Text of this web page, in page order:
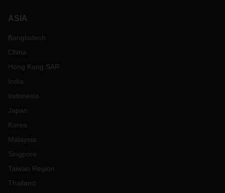
ASIA
Bangladesh
China
Hong Kong SAR
India
Indonesia
Japan
Korea
Malaysia
Singpore
Taiwan Region
Thailand